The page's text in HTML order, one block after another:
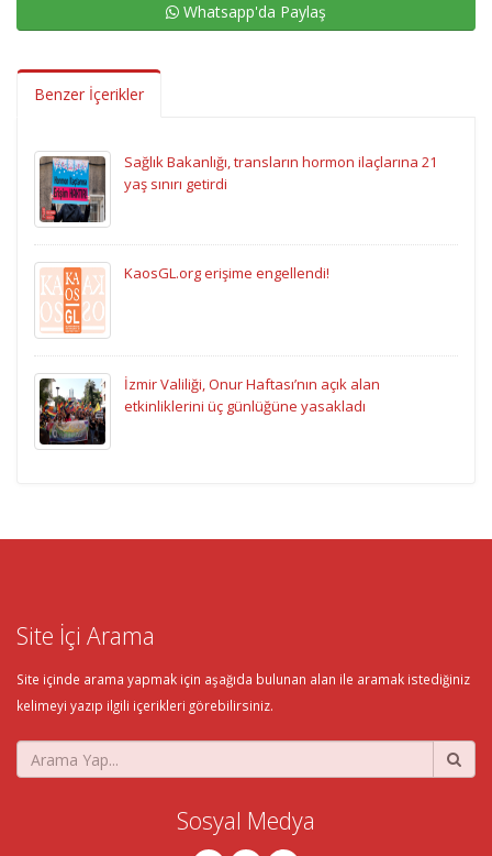
Whatsapp'da Paylaş
Benzer İçerikler
Sağlık Bakanlığı, transların hormon ilaçlarına 21
yaş sınırı getirdi
KaosGL.org erişime engellendi!
İzmir Valiliği, Onur Haftası’nın açık alan
etkinliklerini üç günlüğüne yasakladı
Site İçi Arama
Site içinde arama yapmak için aşağıda bulunan alan ile aramak istediğiniz
kelimeyi yazıp ilgili içerikleri görebilirsiniz.
Sosyal Medya